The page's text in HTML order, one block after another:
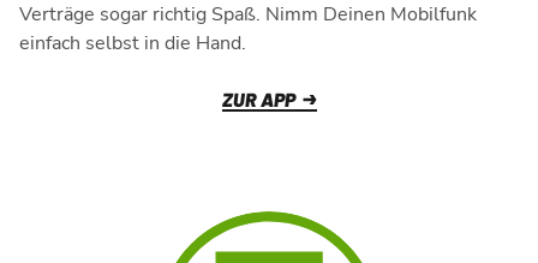
Verträge sogar richtig Spaß. Nimm Deinen Mobilfunk
einfach selbst in die Hand.
ZUR APP